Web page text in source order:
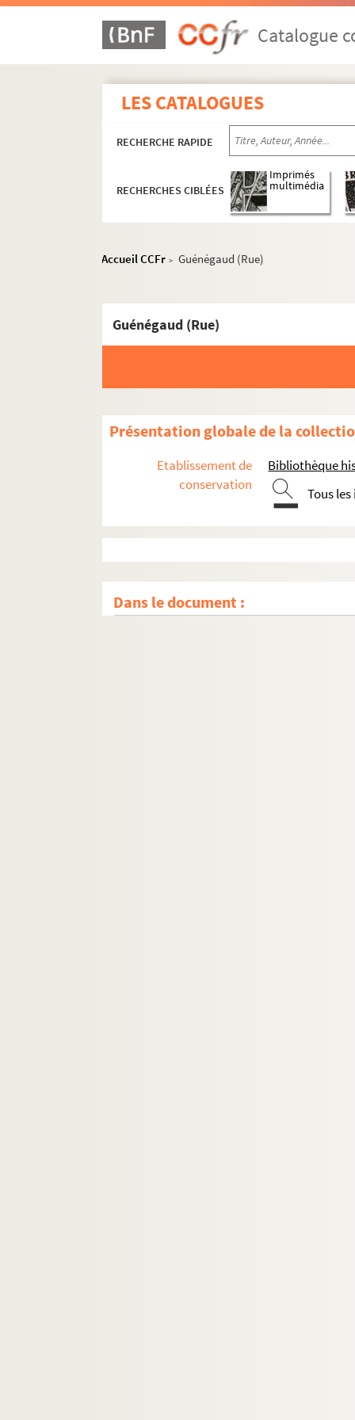
Catalogue
LES CATALOGUES
RECHERCHE RAPIDE
RECHERCHES CIBLÉES
Imprimés
multimédia
Accueil CCFr > Guénégaud (Rue)
Guénégaud (Rue)
Présentation globale de la
Etablissement de
conservation
Bibliothèque
Tous
Dans le document :